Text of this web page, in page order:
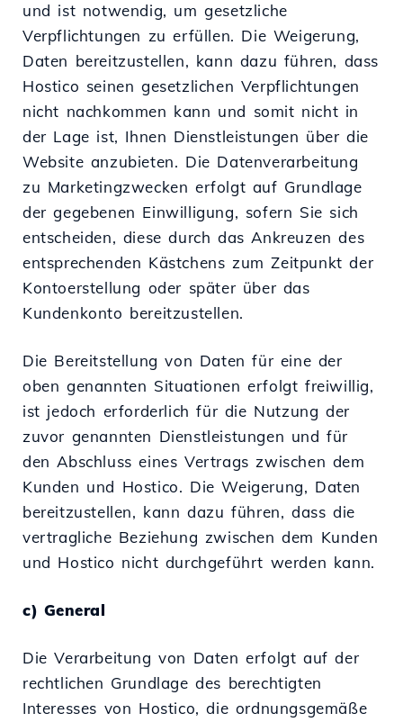
und ist notwendig, um gesetzliche
Verpflichtungen zu erfüllen. Die Weigerung,
Daten bereitzustellen, kann dazu führen, dass
Hostico seinen gesetzlichen Verpflichtungen
nicht nachkommen kann und somit nicht in
der Lage ist, Ihnen Dienstleistungen über die
Website anzubieten. Die Datenverarbeitung
zu Marketingzwecken erfolgt auf Grundlage
der gegebenen Einwilligung, sofern Sie sich
entscheiden, diese durch das Ankreuzen des
entsprechenden Kästchens zum Zeitpunkt der
Kontoerstellung oder später über das
Kundenkonto bereitzustellen.
Die Bereitstellung von Daten für eine der
oben genannten Situationen erfolgt freiwillig,
ist jedoch erforderlich für die Nutzung der
zuvor genannten Dienstleistungen und für
den Abschluss eines Vertrags zwischen dem
Kunden und Hostico. Die Weigerung, Daten
bereitzustellen, kann dazu führen, dass die
vertragliche Beziehung zwischen dem Kunden
und Hostico nicht durchgeführt werden kann.
c) General
Die Verarbeitung von Daten erfolgt auf der
rechtlichen Grundlage des berechtigten
Interesses von Hostico, die ordnungsgemäße